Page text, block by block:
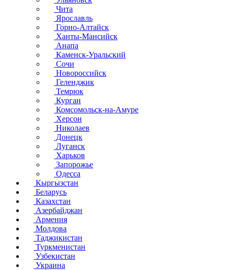
Чита
Ярославль
Горно-Алтайск
Ханты-Мансийск
Анапа
Каменск-Уральский
Сочи
Новороссийск
Геленджик
Темрюк
Курган
Комсомольск-на-Амуре
Херсон
Николаев
Донецк
Луганск
Харьков
Запорожье
Одесса
Кыргызстан
Беларусь
Казахстан
Азербайджан
Армения
Молдова
Таджикистан
Туркменистан
Узбекистан
Украина